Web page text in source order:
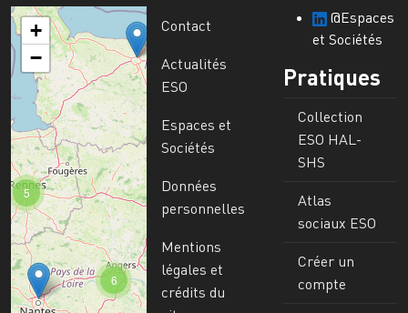
6
5
+
−
Contact
Actualités
ESO
Espaces et
Sociétés
Données
personnelles
Mentions
légales et
crédits du
@Espaces
et Sociétés
Pratiques
Collection
ESO HAL-
SHS
Atlas
sociaux ESO
Créer un
compte